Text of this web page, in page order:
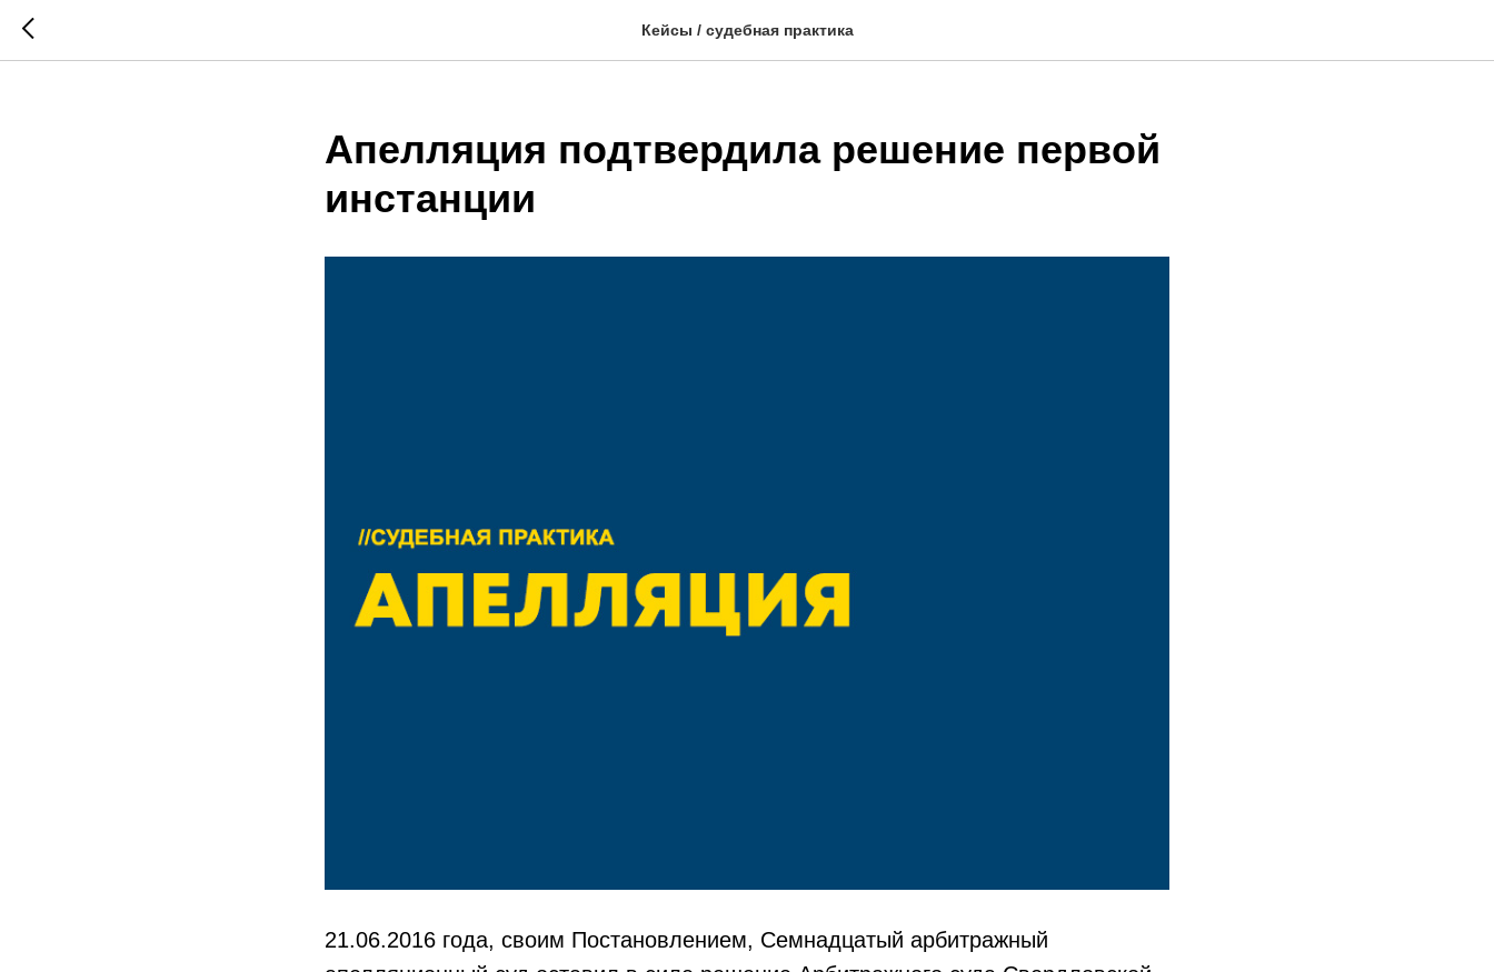
Кейсы / судебная практика
Апелляция подтвердила решение первой
инстанции
21.06.2016 года, своим Постановлением, Семнадцатый арбитражный